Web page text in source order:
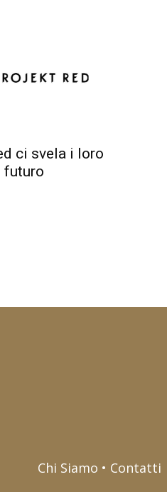
ci svela i loro
futuro
Chi Siamo • Contatti